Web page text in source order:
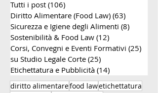
Tutti i post (106)
Diritto Alimentare (Food Law) (63)
Sicurezza e Igiene degli Alimenti (8)
Sostenibilità & Food Law (12)
Corsi, Convegni e Eventi Formativi (25)
su Studio Legale Corte (25)
Etichettatura e Pubblicità (14)
diritto alimentarefood lawetichettatura